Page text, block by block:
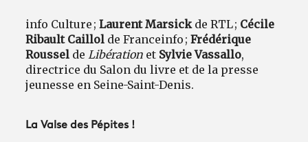
info Culture ;Laurent Marsickde RTL ; Cécile
Ribault Caillol de Franceinfo ;Frédérique
Roussel deLibération et Sylvie Vassallo,
directrice du Salon du livre et de la presse
jeunesse en Seine-Saint-Denis.
La Valse des Pépites !